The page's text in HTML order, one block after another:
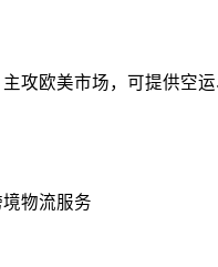
攻欧美市场，可提供空
物流服务